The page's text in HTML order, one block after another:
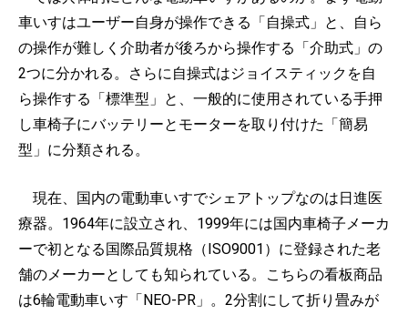
車いすはユーザー自身が操作できる「自操式」と、自ら
の操作が難しく介助者が後ろから操作する「介助式」の
2つに分かれる。さらに自操式はジョイスティックを自
ら操作する「標準型」と、一般的に使用されている手押
し車椅子にバッテリーとモーターを取り付けた「簡易
型」に分類される。
現在、国内の電動車いすでシェアトップなのは日進医
療器。1964年に設立され、1999年には国内車椅子メーカ
ーで初となる国際品質規格（ISO9001）に登録された老
舗のメーカーとしても知られている。こちらの看板商品
は6輪電動車いす「NEO-PR」。2分割にして折り畳みが